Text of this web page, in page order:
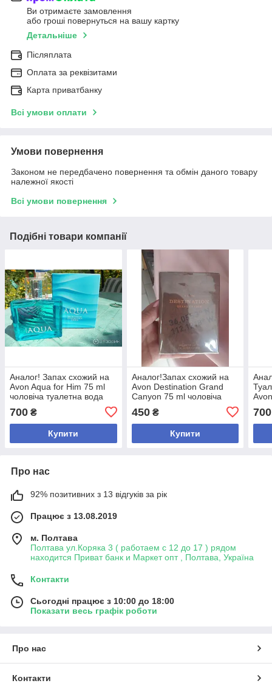
Ви отримаєте замовлення
або гроші повернуться на вашу картку
Детальніше
Післяплата
Оплата за реквізитами
Карта приватбанку
Всі умови оплати
Умови повернення
Законом не передбачено повернення та обмін даного товару
належної якості
Всі умови повернення
Подібні товари компанії
Аналог! Запах схожий на
Avon Aqua for Him 75 ml
чоловіча туалетна вода
700 ₴
Купити
Аналог!Запах схожий на
Avon Destination Grand
Canyon 75 ml чоловіча
Дестінейшн Гранд
Канййон) Оригінал!
450₴
Купити
700
Про нас
92% позитивних з 13 відгуків за рік
Працює з 13.08.2019
м. Полтава
Полтава ул.Коряка 3 ( работаем с 12 до 17 ) рядом
находится Приват банк и Маркет опт , Полтава, Україна
Контакти
Сьогодні працює з 10:00 до 18:00
Показати весь графік роботи
Про нас
Контакти